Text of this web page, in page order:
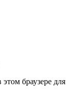
браузере для